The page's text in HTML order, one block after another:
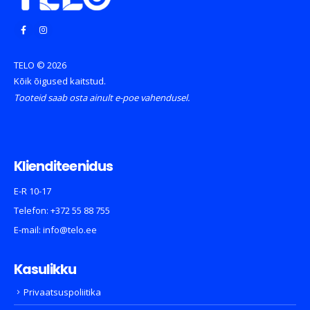
TELO © 2026
Kõik õigused kaitstud.
Tooteid saab osta ainult e-poe vahendusel.
Klienditeenidus
E-R 10-17
Telefon: +372 55 88 755
E-mail: info@telo.ee
Kasulikku
Privaatsuspoliitika